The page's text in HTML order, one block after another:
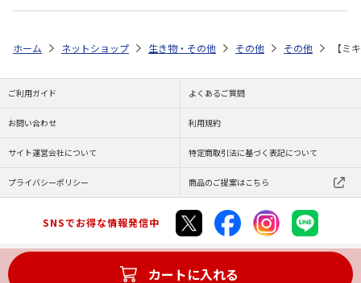
カートに入れる
ホーム ネットショップ 生き物・その他 その他 その他 【ミ
ご利用ガイド よくあるご質問
お問い合わせ 利用規約
サイト運営会社について 特定商取引法に基づく表記について
プライバシーポリシー 商品のご提案はこちら
SNSでお得な情報発信中